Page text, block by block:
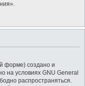
форме) создано и
на условиях GNU General
распространяться.